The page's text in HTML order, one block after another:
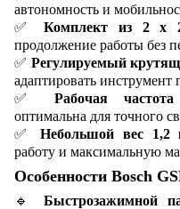
автономность и
✅Комплект из 2 х
продолжение работы без
✅ Регулируемый
адаптировать инструмент
✅Рабочая
оптимальна для точного
✅Небольшой вес 1,2
работу и максимальную
Особенности Bosch
🔹Быстрозажимной